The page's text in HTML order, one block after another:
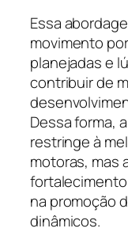
Essa
movimento
planejadas e
contribuir de
Dessa forma,
restringe à
motoras, mas
na promoção
dinâmicos.